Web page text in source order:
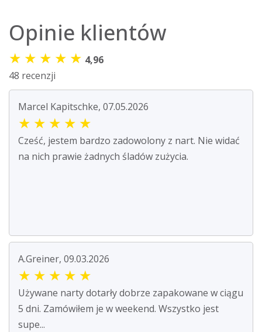
Opinie klientów
★ ★ ★ ★ ★ 4,96
48 recenzji
Marcel Kapitschke, 07.05.2026
★ ★ ★ ★ ★
Cześć, jestem bardzo zadowolony z nart. Nie widać
na nich prawie żadnych śladów zużycia.
A.Greiner, 09.03.2026
★ ★ ★ ★ ★
Używane narty dotarły dobrze zapakowane w ciągu
5 dni. Zamówiłem je w weekend. Wszystko jest
supe...